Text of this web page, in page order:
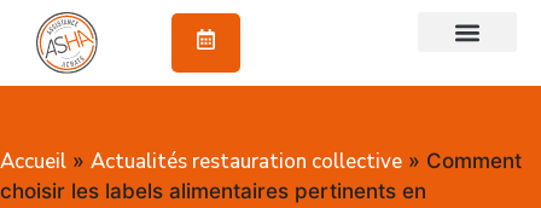
Accueil » Actualités restauration collective » Comment
choisir les labels alimentaires pertinents en